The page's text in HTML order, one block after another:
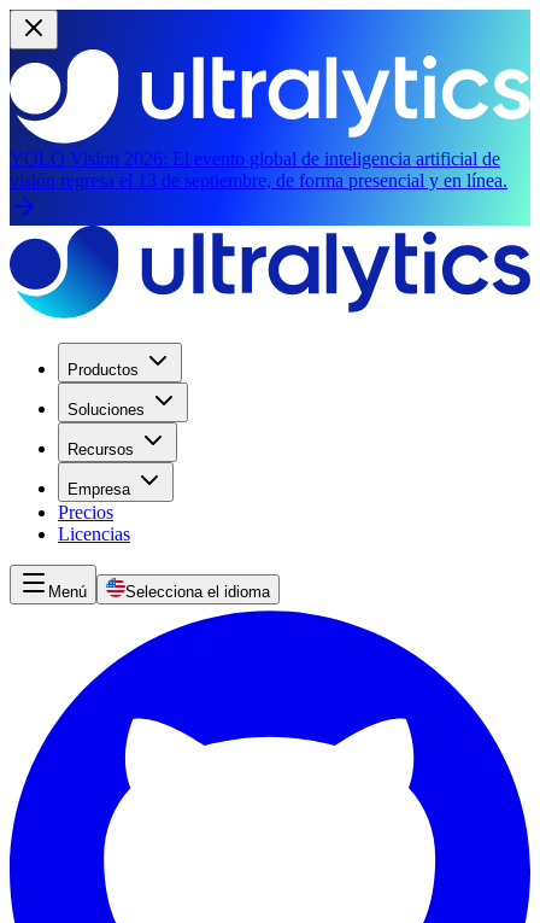
YOLO Vision 2026: El evento global de inteligencia artificial de
visión regresa el 13 de septiembre, de forma presencial y en línea.
Productos
Soluciones
Recursos
Empresa
Precios
Licencias
Menú Selecciona el idioma